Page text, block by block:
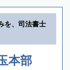
を、司法書士
本部